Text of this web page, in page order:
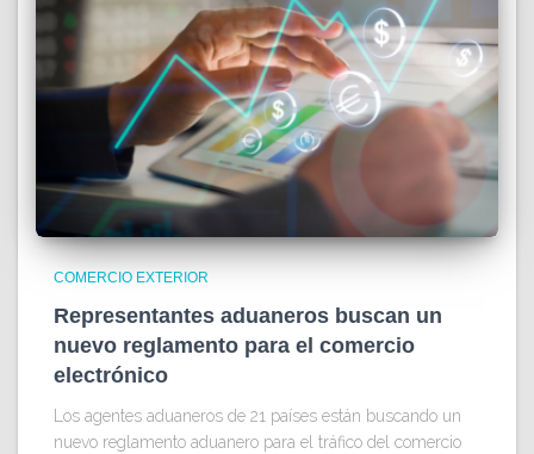
COMERCIO EXTERIOR
Representantes aduaneros buscan un
nuevo reglamento para el comercio
electrónico
Los agentes aduaneros de 21 países están buscando un
nuevo reglamento aduanero para el tráfico del comercio